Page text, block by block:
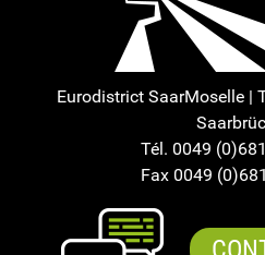
Eurodistrict SaarMoselle |
Tél. 0049
Fax 0049